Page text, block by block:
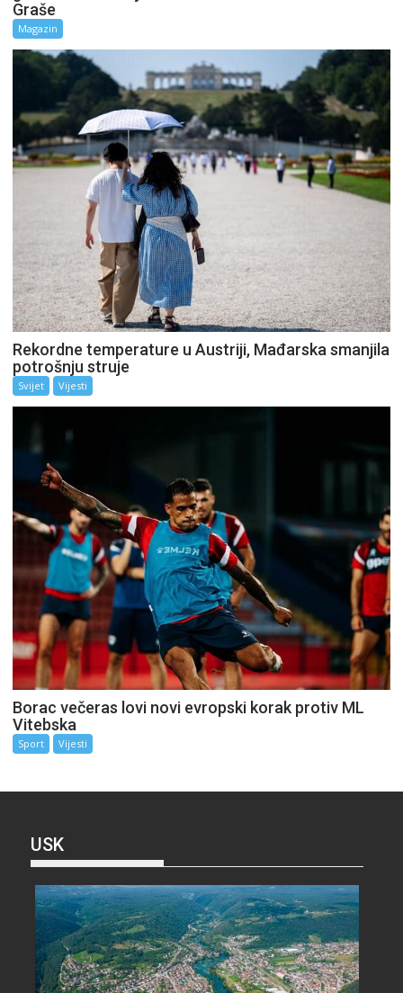
Graše
Magazin
Rekordne temperature u Austriji, Mađarska smanjila
potrošnju struje
Svijet Vijesti
Borac večeras lovi novi evropski korak protiv ML
Vitebska
Sport Vijesti
USK